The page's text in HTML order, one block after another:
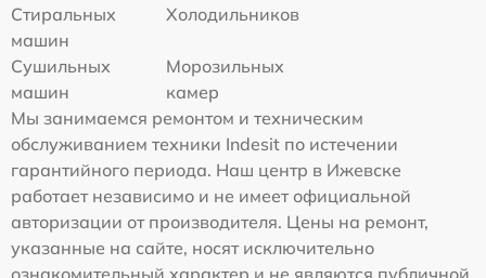
Стиральных
машин
Холодильников
Сушильных
машин
Морозильных
камер
Мы занимаемся ремонтом и техническим
обслуживанием техники Indesit по истечении
гарантийного периода. Наш центр в Ижевске
работает независимо и не имеет официальной
авторизации от производителя. Цены на ремонт,
указанные на сайте, носят исключительно
ознакомительный характер и не являются публичной